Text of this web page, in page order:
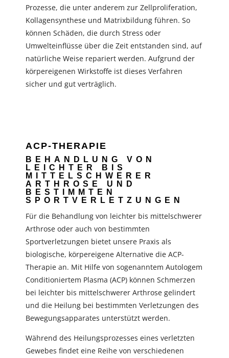
Prozesse, die unter anderem zur Zellproliferation,
Kollagensynthese und Matrixbildung führen. So
können Schäden, die durch Stress oder
Umwelteinflüsse über die Zeit entstanden sind, auf
natürliche Weise repariert werden. Aufgrund der
körpereigenen Wirkstoffe ist dieses Verfahren
sicher und gut verträglich.
ACP-THERAPIE
BEHANDLUNG VON
LEICHTER BIS
MITTELSCHWERER
ARTHROSE UND
BESTIMMTEN
SPORTVERLETZUNGEN
Für die Behandlung von leichter bis mittelschwerer
Arthrose oder auch von bestimmten
Sportverletzungen bietet unsere Praxis als
biologische, körpereigene Alternative die ACP-
Therapie an. Mit Hilfe von sogenanntem Autologem
Conditioniertem Plasma (ACP) können Schmerzen
bei leichter bis mittelschwerer Arthrose gelindert
und die Heilung bei bestimmten Verletzungen des
Bewegungsapparates unterstützt werden.
Während des Heilungsprozesses eines verletzten
Gewebes findet eine Reihe von verschiedenen